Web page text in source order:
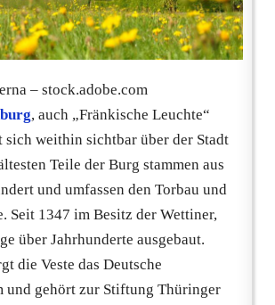
– stock.adobe.com
, auch „Fränkische Leuchte“
sich weithin sichtbar über der Stadt
Teile der Burg stammen aus
und umfassen den Torbau und
Seit 1347 im Besitz der Wettiner,
über Jahrhunderte ausgebaut.
die Veste das Deutsche
und gehört zur Stiftung Thüringer